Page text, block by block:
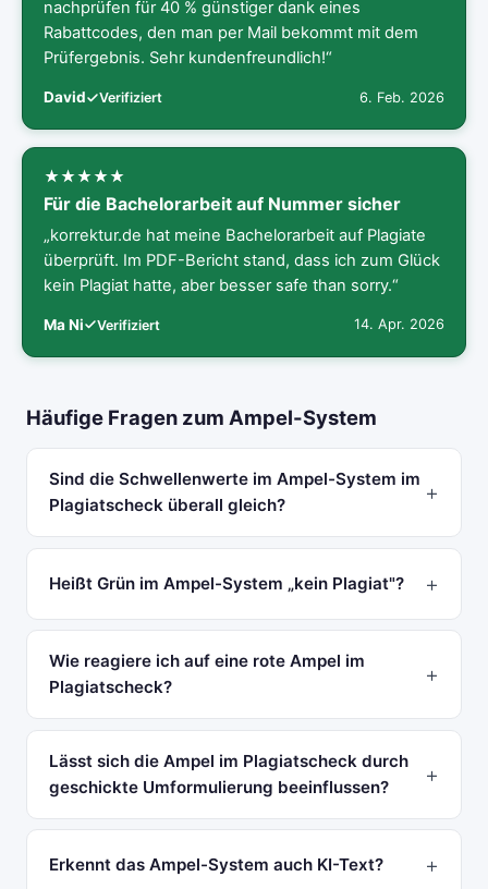
nachprüfen für 40 % günstiger dank eines
Rabattcodes, den man per Mail bekommt mit dem
Prüfergebnis. Sehr kundenfreundlich!“
David Verifiziert 6. Feb. 2026
Für die Bachelorarbeit auf Nummer sicher
„korrektur.de hat meine Bachelorarbeit auf Plagiate
überprüft. Im PDF-Bericht stand, dass ich zum Glück
kein Plagiat hatte, aber besser safe than sorry.“
Ma Ni Verifiziert 14. Apr. 2026
Häufige Fragen zum Ampel-System
Sind die Schwellenwerte im Ampel-System im
Plagiatscheck überall gleich?
Heißt Grün im Ampel-System „kein Plagiat"?
Wie reagiere ich auf eine rote Ampel im
Plagiatscheck?
Lässt sich die Ampel im Plagiatscheck durch
geschickte Umformulierung beeinflussen?
Erkennt das Ampel-System auch KI-Text?